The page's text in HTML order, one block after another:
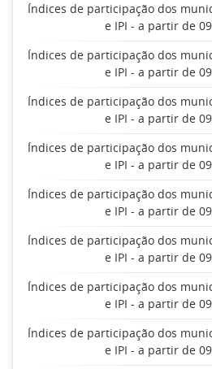
Índices de participação dos
e IPI - a partir de
Índices de participação dos
e IPI - a partir de
Índices de participação dos
e IPI - a partir de
Índices de participação dos
e IPI - a partir de
Índices de participação dos
e IPI - a partir de
Índices de participação dos
e IPI - a partir de
Índices de participação dos
e IPI - a partir de
Índices de participação dos
e IPI - a partir de